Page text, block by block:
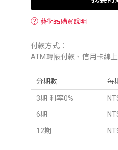
？ 藝術品購買說明
付款方式：
ATM轉帳付款、信用卡線
分期數 每
3期 利率0%
6期
12期